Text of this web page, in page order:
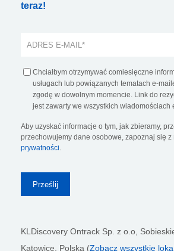
teraz!
Chciałbym otrzymywać comiesięczne
usługach lub powiązanych tematach e-
zgodę w dowolnym momencie. Link do
jest zawarty we wszystkich wiadomościach
Aby uzyskać informacje o tym, jak zbieramy,
przechowujemy dane osobowe, zapoznaj się z
prywatności.
KLDiscovery Ontrack Sp. z o.o,
Katowice, Polska (Zobacz wszystkie